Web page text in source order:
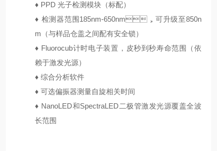
♦ PPD 光子检测模块（标配）
♦ 检测器范围185nm-650nm，可升级至850n
m（与样品仓盖之间配有安全锁）
♦ Fluorocub计时电子装置，皮秒到秒寿命范围（依
赖于激发光源）
♦ 综合分析软件
♦ 可选偏振器测量自旋相关时间
♦ NanoLED和SpectraLED二极管激发光源覆盖全波
长范围